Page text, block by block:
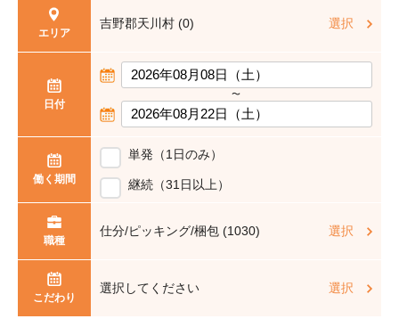
エリア
吉野郡天川村 (0) 選択
日付
〜
働く期間
単発（1日のみ）
継続（31日以上）
職種
仕分/ピッキング/梱包 (1030) 選択
こだわり
選択してください 選択